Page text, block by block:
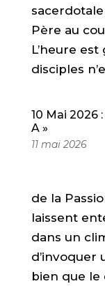
Père au
L’heure
disciples
10 Mai 2026
A »
11 mai 2026
Nous
de la
laissent
dans un
d’invoquer
bien que le